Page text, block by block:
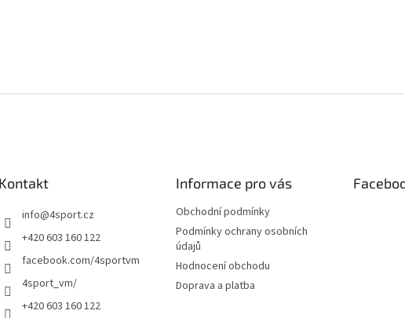
Kontakt
info@4sport.cz
+420 603 160 122
facebook.com/4sportvm
4sport_vm/
+420 603 160 122
Informace pro vás
Obchodní podmínky
Podmínky ochrany osobních
údajů
Hodnocení obchodu
Doprava a platba